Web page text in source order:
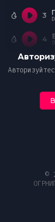
3
4
©